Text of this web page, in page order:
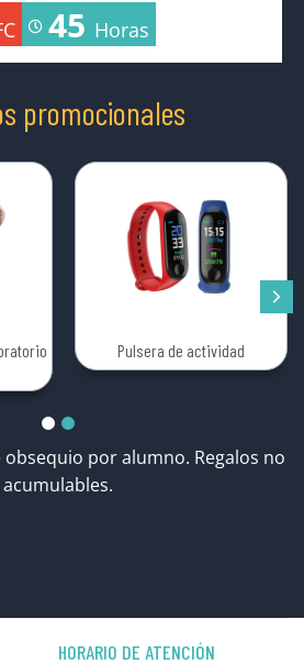
45 Horas
promocionales
Pulsera de actividad
por alumno. Regalos no
acumulables.
HORARIO DE ATENCIÓN